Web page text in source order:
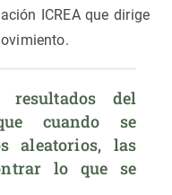
ICREA que dirige
resultados del
cuando se
aleatorios, las
lo que se